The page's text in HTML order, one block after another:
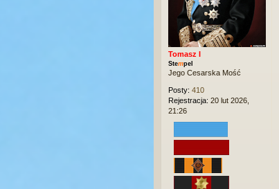
Tomasz I
Stempel
Jego Cesarska Mość
Posty: 410
Rejestracja: 20 lut 2026,
21:26